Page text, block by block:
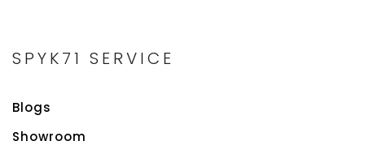
SPYK71 SERVICE
Blogs
Showroom